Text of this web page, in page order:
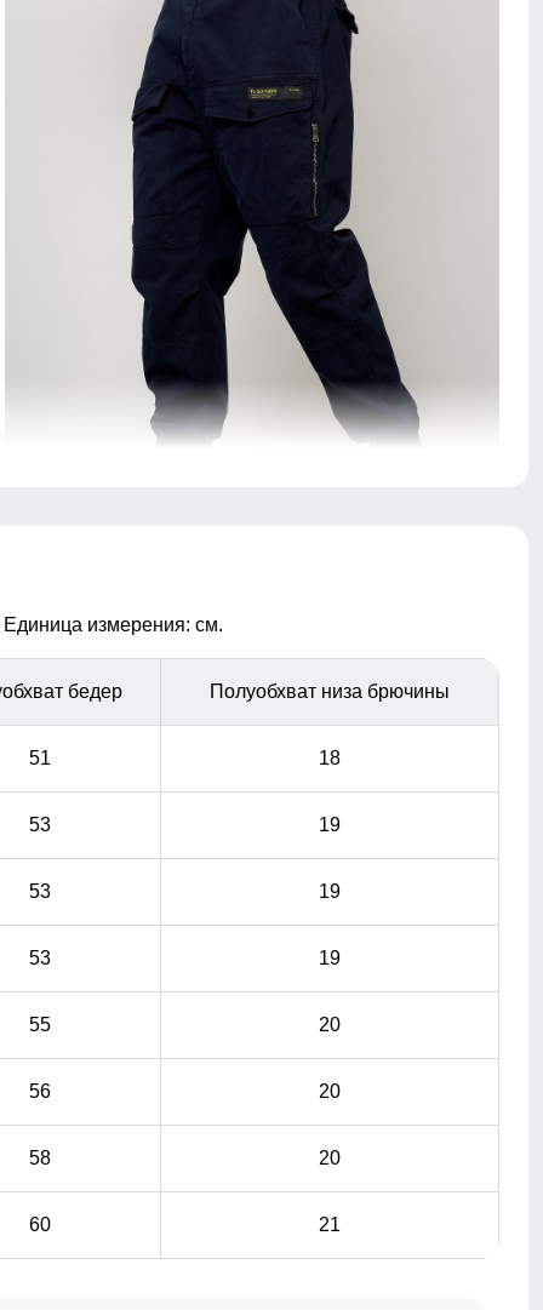
Комфорт круглый год
Эти джинсы карго, созданные из смеси хлопка и
эластана, обеспечивают не только превосходную
Единица измерения: см.
бедер Полуобхват низа брючины
51 18
53 19
53 19
53 19
55 20
56 20
58 20
60 21